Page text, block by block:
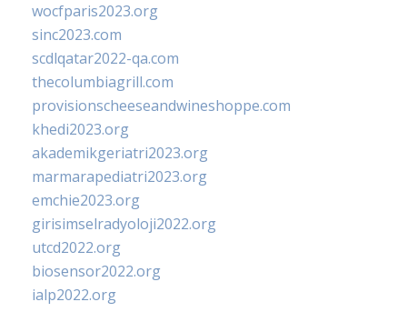
wocfparis2023.org
sinc2023.com
scdlqatar2022-qa.com
thecolumbiagrill.com
provisionscheeseandwineshoppe.com
khedi2023.org
akademikgeriatri2023.org
marmarapediatri2023.org
emchie2023.org
girisimselradyoloji2022.org
utcd2022.org
biosensor2022.org
ialp2022.org